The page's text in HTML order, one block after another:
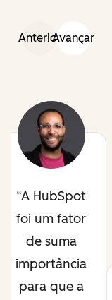
AnteriorAvançar
A HubSpot
foi um fator
de suma
importância
para que a